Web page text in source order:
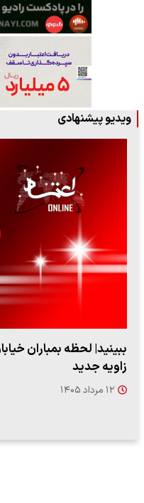
ویدیو پیشنهادی
زاویه جدید
۱۲ مرداد ۱۴۰۵